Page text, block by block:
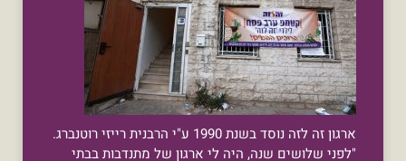
ארגון זה לזה נוסד בשנת 1990 ע"י הרבנית רייזי רוטנברג.
"לפני שלושים שנה, היה לי ארגון של מתנדבות בבתי